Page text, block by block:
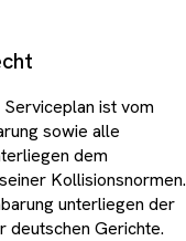
ist vom
sowie alle
dem
Kollisionsnormen.
unterliegen der
deutschen Gerichte.